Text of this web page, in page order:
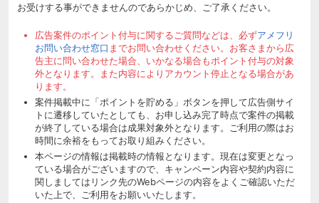
お受けする事ができませんのであらかじめ、ご了承ください。
広告案件のポイント付与に関するご質問などは、必ずアメフリ
お問い合わせ窓口 までお問い合わせください。お客さまから広
告主に問い合わせた場合、いかなる場合もポイント付与の対象
外となります。また内容によりアカウント停止となる場合があ
ります。
案件掲載中に「ポイントを貯める」ボタンを押して広告側サイ
トに遷移していたとしても、お申し込み完了時点で案件の掲載
が終了している場合は成果対象外となります。ご利用の際はお
時間に余裕をもってお取り組みください。
本ページの情報は掲載時の情報となります。現在は変更となっ
ている場合がございますので、キャンペーン内容や契約内容に
関しましてはリンク先のWebページの内容をよくご確認いただ
いた上で、ご利用をお願いいたします。